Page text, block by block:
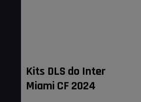
Kits DLS do Inter
Miami CF 2024